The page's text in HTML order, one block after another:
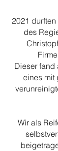
2021
des
Dieser fand
eines mit
Wir als